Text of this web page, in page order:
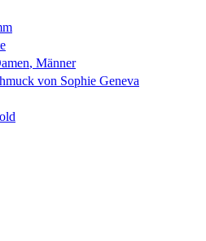
, Männer
von Sophie Geneva